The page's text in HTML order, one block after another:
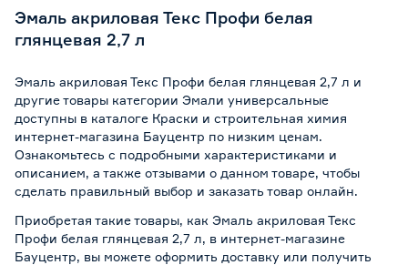
Эмаль акриловая Текс Профи белая
глянцевая 2,7 л
Эмаль акриловая Текс Профи белая глянцевая 2,7 л и
другие товары категории Эмали универсальные
доступны в каталоге Краски и строительная химия
интернет-магазина Бауцентр по низким ценам.
Ознакомьтесь с подробными характеристиками и
описанием, а также отзывами о данном товаре, чтобы
сделать правильный выбор и заказать товар онлайн.
Приобретая такие товары, как Эмаль акриловая Текс
Профи белая глянцевая 2,7 л, в интернет-магазине
Бауцентр, вы можете оформить доставку или получить